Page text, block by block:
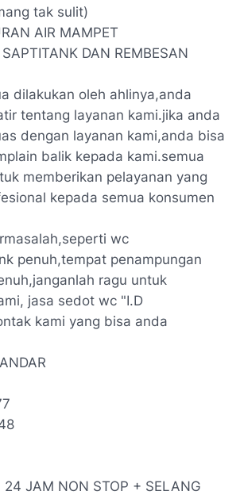
tak sulit)
AIR MAMPET
DAN REMBESAN
dilakukan oleh ahlinya,anda
tentang layanan kami.jika anda
dengan layanan kami,anda bisa
balik kepada kami.semua
memberikan pelayanan yang
kepada semua konsumen
wc
penuh,tempat penampungan
ragu untuk
jasa sedot wc "I.D
kami yang bisa anda
24 JAM NON STOP + SELANG